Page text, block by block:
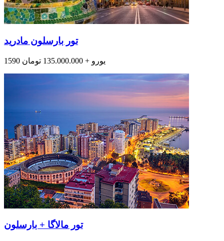
تور بارسلون مادرید
1590 یورو + 135.000.000 تومان
تور مالاگا + بارسلون